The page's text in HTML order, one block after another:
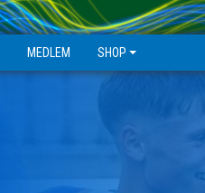
MEDLEM SHOP